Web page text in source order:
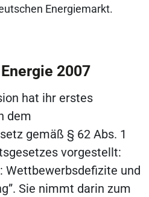
Energiemarkt.
2007
hat ihr erstes
dem
gemäß § 62 Abs. 1
vorgestellt:
Wettbewerbsdefizite und
Sie nimmt darin zum